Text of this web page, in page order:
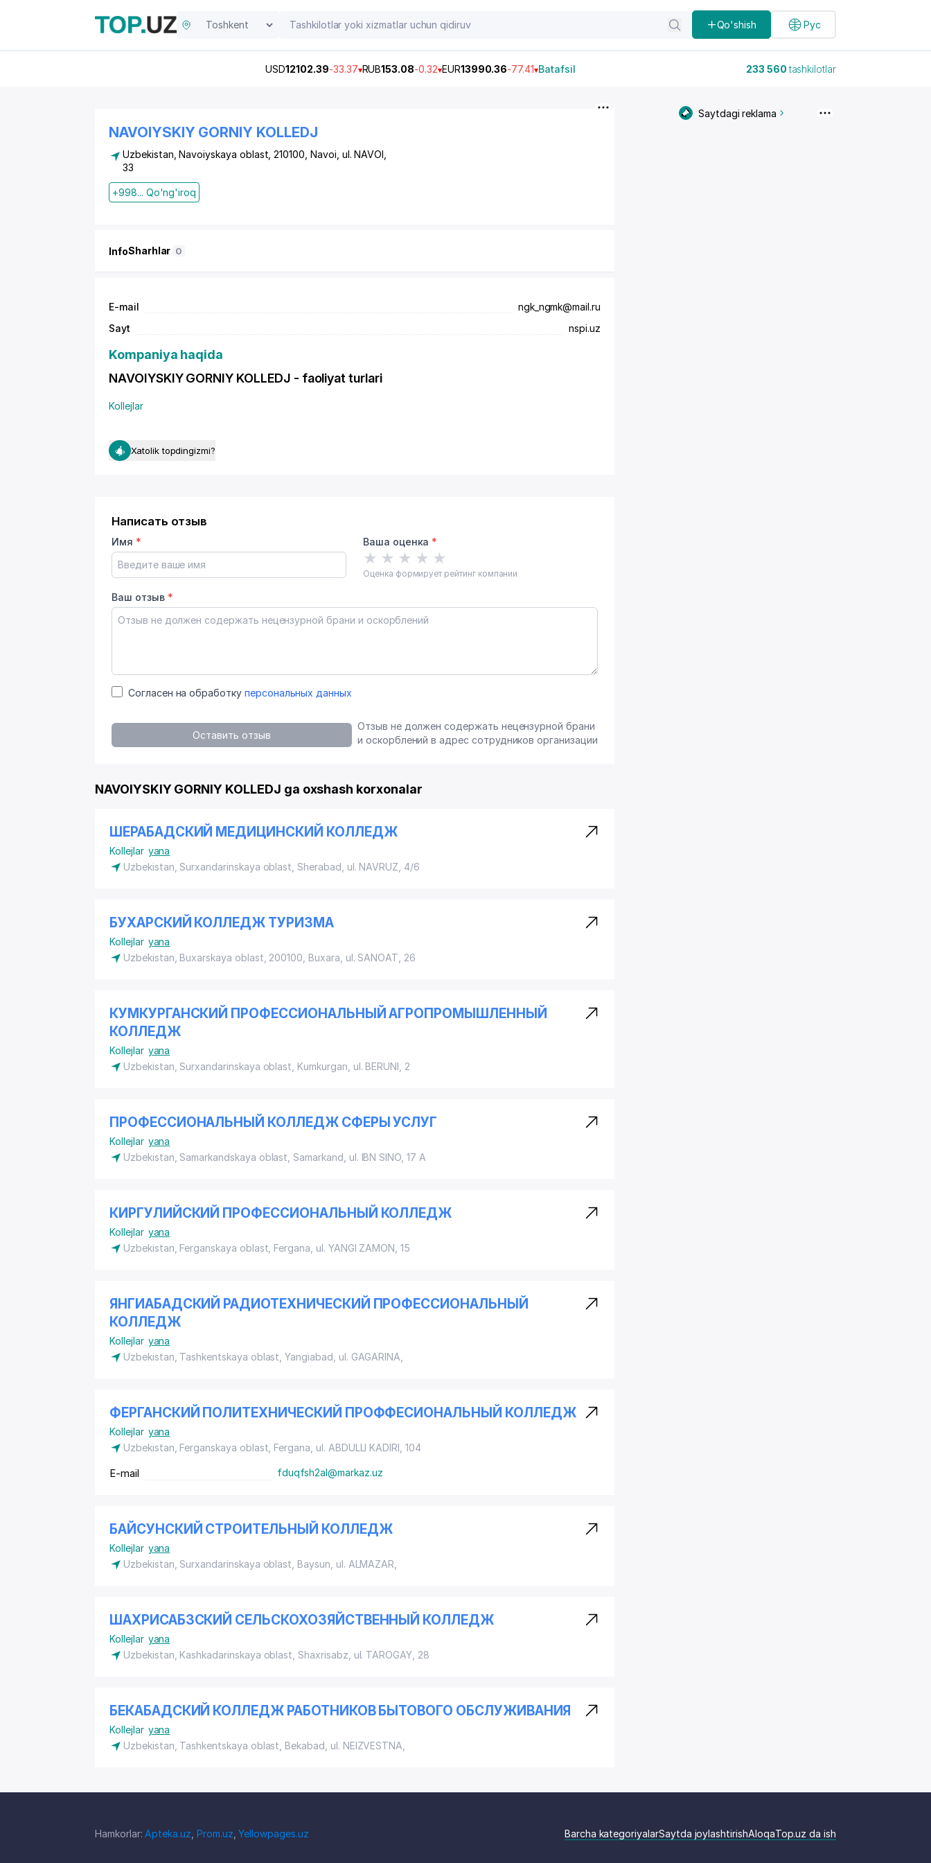
Qo'shish Рус
USD12102.39-33.37 RUB153.08-0.32 EUR13990.36-77.41 Batafsil 233 560tashkilotlar
NAVOIYSKIY GORNIY KOLLEDJ
Uzbekistan, Navoiyskaya oblast, 210100, Navoi, ul. NAVOI
33
+998... Qo'ng'iroq
InfoSharhlar 0
E-mail
ngk_ngmk@mail.ru
Sayt
nspi.uz
Kompaniya haqida
NAVOIYSKIY GORNIY KOLLEDJ - faoliyat turlari
Kollejlar
Xatolik topdingizmi?
Написать отзыв
Имя * Ваша оценка *
★ ★ ★ ★ ★
Оценка формирует рейтинг компании
Ваш отзыв *
Согласен на обработку персональных данных
Оставить отзыв
Отзыв не должен содержать нецензурной брани
и оскорблений в адрес сотрудников организации
NAVOIYSKIY GORNIY KOLLEDJ ga oxshash korxonalar
ШЕРАБАДСКИЙ МЕДИЦИНСКИЙ КОЛЛЕДЖ
Kollejlar yana
Uzbekistan, Surxandarinskaya oblast, Sherabad, ul. NAVRUZ , 4/6
БУХАРСКИЙ КОЛЛЕДЖ ТУРИЗМА
Kollejlar yana
Uzbekistan, Buxarskaya oblast, 200100, Buxara, ul. SANOAT, 26
КУМКУРГАНСКИЙ ПРОФЕССИОНАЛЬНЫЙ АГРОПРОМЫШЛЕННЫЙ
КОЛЛЕДЖ
Kollejlar yana
Uzbekistan, Surxandarinskaya oblast, Kumkurgan, ul. BERUNI , 2
ПРОФЕССИОНАЛЬНЫЙ КОЛЛЕДЖ СФЕРЫ УСЛУГ
Kollejlar yana
Uzbekistan, Samarkandskaya oblast, Samarkand, ul. IBN SINO , 17 A
КИРГУЛИЙСКИЙ ПРОФЕССИОНАЛЬНЫЙ КОЛЛЕДЖ
Kollejlar yana
Uzbekistan, Ferganskaya oblast, Fergana, ul. YANGI ZAMON , 15
ЯНГИАБАДСКИЙ РАДИОТЕХНИЧЕСКИЙ ПРОФЕССИОНАЛЬНЫЙ
КОЛЛЕДЖ
Kollejlar yana
Uzbekistan, Tashkentskaya oblast, Yangiabad, ul. GAGARINA
ФЕРГАНСКИЙ ПОЛИТЕХНИЧЕСКИЙ ПРОФФЕСИОНАЛЬНЫЙ КОЛЛЕДЖ
Kollejlar yana
Uzbekistan, Ferganskaya oblast, Fergana, ul. ABDULLI KADIRI , 104
E-mail fduqfsh2al@markaz.uz
БАЙСУНСКИЙ СТРОИТЕЛЬНЫЙ КОЛЛЕДЖ
Kollejlar yana
Uzbekistan, Surxandarinskaya oblast, Baysun, ul. ALMAZAR
ШАХРИСАБЗСКИЙ СЕЛЬСКОХОЗЯЙСТВЕННЫЙ КОЛЛЕДЖ
Kollejlar yana
Uzbekistan, Kashkadarinskaya oblast, Shaxrisabz, ul. TAROGAY , 28
БЕКАБАДСКИЙ КОЛЛЕДЖ РАБОТНИКОВ БЫТОВОГО ОБСЛУЖИВАНИЯ
Kollejlar yana
Uzbekistan, Tashkentskaya oblast, Bekabad, ul. NEIZVESTNA
Saytdagi reklama
Hamkorlar: Apteka.uz Prom.uz ,Yellowpages.uz Barcha kategoriyalarSaytda joylashtirishAloqaTop.uz da ish